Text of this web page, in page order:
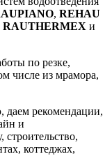
, REHAU
RAUTHERMEX и
по резке,
числе из мрамора,
даем рекомендации,
и
строительство,
коттеджах,